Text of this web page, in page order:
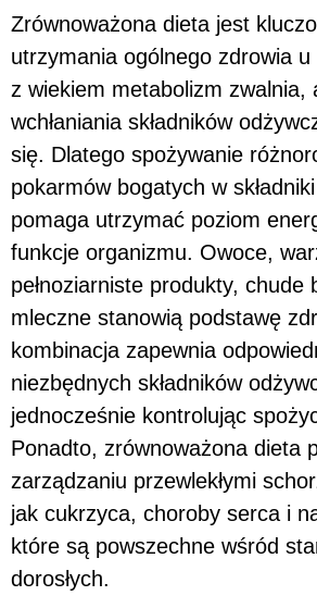
Zrównoważona dieta jest
utrzymania ogólnego zdrowia
z wiekiem metabolizm zwalnia,
wchłaniania składników
się. Dlatego spożywanie
pokarmów bogatych w
pomaga utrzymać poziom
funkcje organizmu. Owoce,
pełnoziarniste produkty, chude
mleczne stanowią podstawę
kombinacja zapewnia
niezbędnych składników
jednocześnie kontrolując
Ponadto, zrównoważona dieta
zarządzaniu przewlekłymi
jak cukrzyca, choroby serca i
które są powszechne wśród
dorosłych.